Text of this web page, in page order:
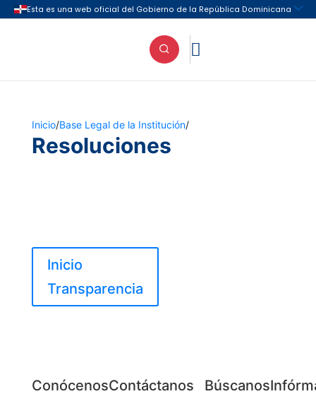

Inicio/Base Legal de la Institución/
Resoluciones
Inicio
Transparencia
ConócenosContáctanos Búscanos